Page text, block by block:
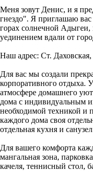
Меня зовут Денис, и я
гнездо". Я приглашаю
горах солнечной Адыгеи,
уединением вдали от
Наш адрес: Ст.
Для вас мы создали
корпоративного отдыха.
атмосфере домашнего
дома с индивидуальным
необходимой техникой и
каждого дома своя
отдельная кухня и
Для вашего комфорта
мангальная зона,
качеля, теннисный стол,